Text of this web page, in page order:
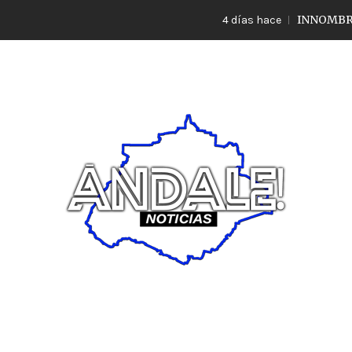
4 días hace INNOMBRABLE